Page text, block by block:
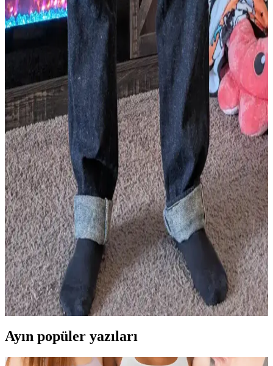
Naked and Famous Black Selvedge 29 beden pantolonlarda beden
seçimi, kumaş esnemesi ve kemer kullanımı konforu etkiler. Doğru
beden ve kullanım önerileri pantolonun fonksiyonelliğini artırır.
Naked & Famous Genseki Strong Guy Raw Denim
Modeli: Kesim, Kumaş ve Tasarım İncelemesi
Naked & Famous Genseki Strong Guy modeli, rahat kesimi, kaliteli
Japon denim kumaşı ve özgün tasarım detaylarıyla raw denim
tutkunları için önemli bir seçenek sunuyor. Oni denimleriyle
karşılaştırması ve kullanıcı deneyimleri değerlendiriliyor.
Momotaro Standard Straight 14.7oz Raw Denim
Kot Pantolonların Özellikleri ve Kullanıcı
Deneyimleri
Momotaro Standard Straight 14.7oz raw denim kotlar, yavaş solma,
dayanıklılık ve konfor sunar. Kumaş kalitesi, yıkama yöntemleri ve
kullanıcı deneyimleri detaylı şekilde incelenmiştir.
Oni 902 Dark Indigo Secret Denim: Yüksek Bel
Kesim ve Dayanıklı Kumaş Özellikleri
Oni 902 Dark Indigo Secret Denim, 20 oz ağırlığında dayanıklı ve
konforlu bir raw denim modelidir. Yüksek bel kesimi, kahverengi
iplik detayı ve kullanıcı dostu esneme özellikleriyle öne çıkar.
Ayın popüler yazıları